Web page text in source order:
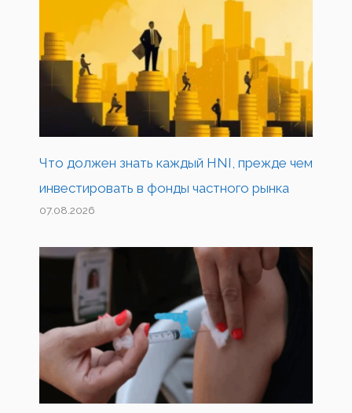
Что должен знать каждый HNI, прежде чем
инвестировать в фонды частного рынка
07.08.2026